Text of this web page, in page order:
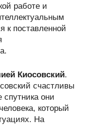
работе и
к поставленной
Киосовский.
счастливы
они
который
На